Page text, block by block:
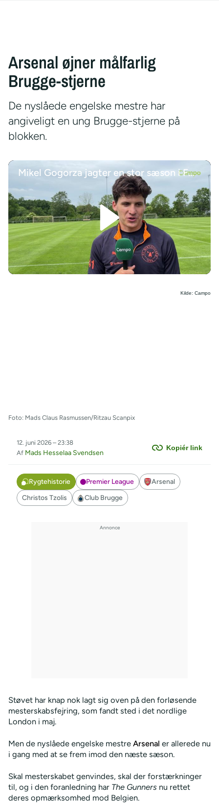
Arsenal øjner målfarlig
Brugge-stjerne
De nyslåede engelske mestre har
angiveligt en ung Brugge-stjerne på
blokken.
Mikel Gogorza jagter en stor sæson i FCM
/
Kilde: Campo
Foto: Mads Claus Rasmussen/Ritzau Scanpix
Kopiér link
12. juni 2026 – 23:38
Af Mads Hesselaa Svendsen
Rygtehistorie Premier League
Arsenal
Christos Tzolis
Club Brugge
Støvet har knap nok lagt sig oven på den forløsende
mesterskabsfejring, som fandt sted i det nordlige
London i maj.
Men de nyslåede engelske mestre Arsenal er allerede nu
i gang med at se frem imod den næste sæson.
Skal mesterskabet genvindes, skal der forstærkninger
til, og i den foranledning har The Gunners nu rettet
deres opmærksomhed mod Belgien.